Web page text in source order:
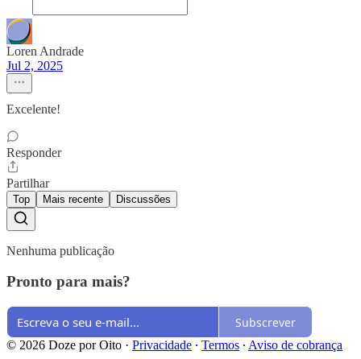
Loren Andrade
Jul 2, 2025
Excelente!
Responder
Partilhar
Top Mais recente Discussões
Nenhuma publicação
Pronto para mais?
Subscrever
© 2026 Doze por Oito · Privacidade ∙ Termos ∙ Aviso de cobrança